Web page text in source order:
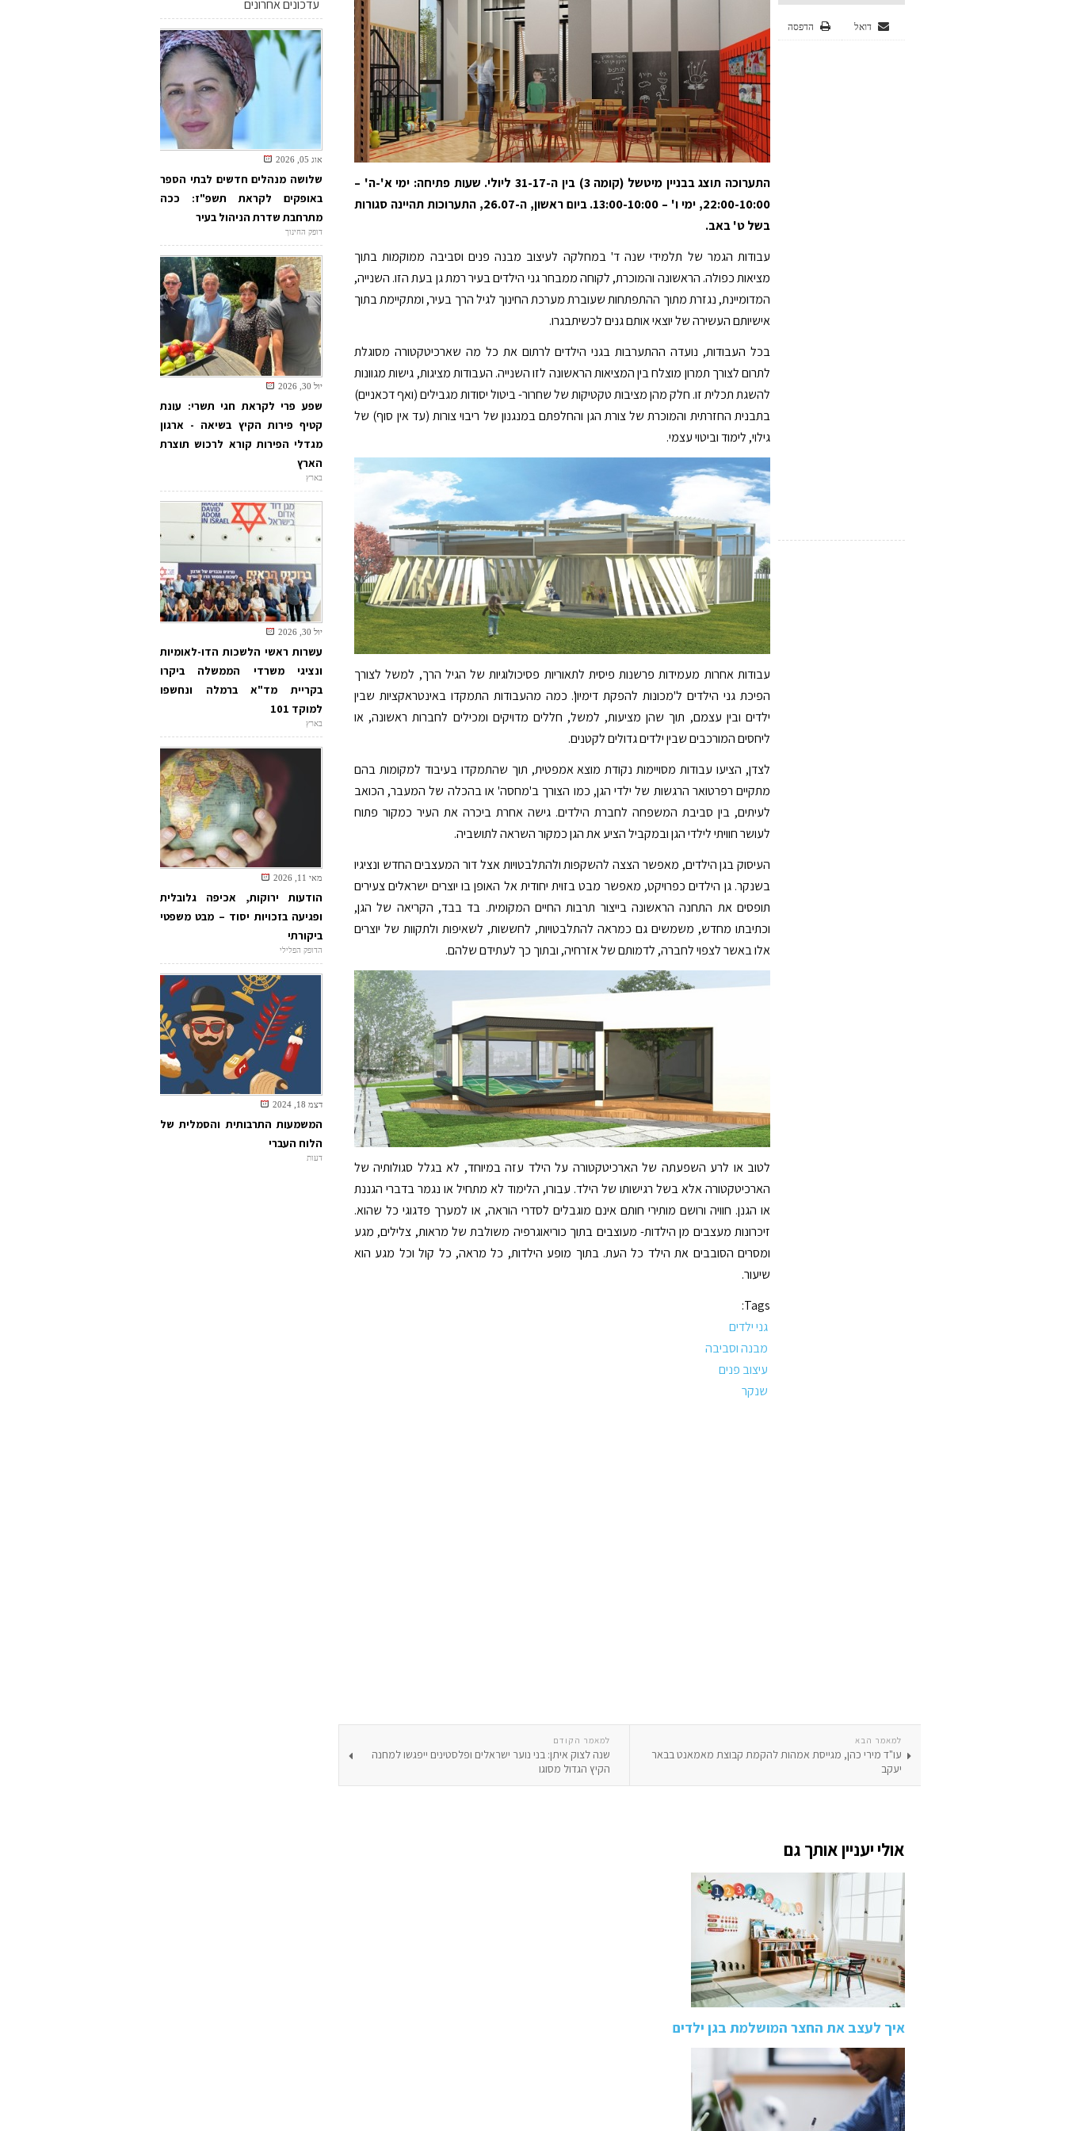
הדפסה דואל
התערוכה תוצג בבניין מיטשל (קומה 3) בין ה-31-17 ליולי. שעות פתיחה: ימי א'-ה' –
22:00-10:00, ימי ו' – 13:00-10:00. ביום ראשון, ה-26.07, התערוכות תהיינה סגורות
בשל ט' באב.
עבודות הגמר של תלמידי שנה ד' במחלקה לעיצוב מבנה פנים וסביבה ממוקמות בתוך
מציאות כפולה. הראשונה והמוכרת, לקוחה ממבחר גני הילדים בעיר רמת גן בעת הזו. השנייה,
המדומיינת, נגזרת מתוך ההתפתחות שעוברת מערכת החינוך לגיל הרך בעיר, ומתקיימת בתוך
אישיותם העשירה של יוצאי אותם גנים לכשיתבגרו.
בכל העבודות, נועדה ההתערבות בגני הילדים לרתום את כל מה שארכיטקטורה מסוגלת
לתרום לצורך תמרון מוצלח בין המציאות הראשונה לזו השנייה. העבודות מציגות, גישות מגוונות
להשגת תכלית זו. חלק מהן מציבות טקטיקות של שחרור- ביטול יסודות מגבילים (ואף דכאניים)
בתבנית החזרתית והמוכרת של צורת הגן והחלפתם במנגנון של ריבוי צורות (עד אין סוף) של
גילוי, לימוד וביטוי עצמי.
עבודות אחרות מעמידות פרשנות פיסית לתאוריות פסיכולוגיות של הגיל הרך, למשל לצורך
הפיכת גני הילדים ל'מכונות להפקת דימיון'. כמה מהעבודות התמקדו באינטראקציות שבין
ילדים ובין עצמם, תוך שהן מציעות, למשל, חללים מדויקים ומכילים לחברות ראשונה, או
ליחסים המורכבים שבין ילדים גדולים לקטנים.
לצדן, הציעו עבודות מסויימות נקודת מוצא אמפטית, תוך שהתמקדו בעיבוד למקומות בהם
מתקיים רפרטואר הרגשות של ילדי הגן, כמו הצורך ב'מחסה' או בהכלה של המעבר, הכואב
לעיתים, בין סביבת המשפחה לחברת הילדים. גישה אחרת ביכרה את העיר כמקור פתוח
לעושר חוויתי לילדי הגן ובמקביל הציע את הגן כמקור השראה לתושביה.
העיסוק בגן הילדים, מאפשר הצצה להשקפות ולהתלבטויות אצל דור המעצבים החדש ונציגיו
בשנקר. גן הילדים כפרויקט, מאפשר מבט בזוית יחודית אל האופן בו יוצרים ישראלים צעירים
תופסים את התחנה הראשונה בייצור תרבות החיים המקומית. בד בבד, הקריאה של הגן,
וכתיבתו מחדש, משמשים גם כמראה להתלבטויות, לחששות, לשאיפות ולתקוות של יוצרים
אלו באשר לצפוי לחברה, לדמותם של אזרחיה, ובתוך כך לעתידם שלהם.
לטוב או לרע השפעתה של הארכיטקטורה על הילד עזה במיוחד, לא בגלל סגולותיה של
הארכיטקטורה אלא בשל רגישותו של הילד. עבורו, הלימוד לא מתחיל או נגמר בדברי הגננת
או הגנן. חוויה ורושם מותירי חותם אינם מוגבלים לסדרי הוראה, או למערך פדגוגי כל שהוא.
זיכרונות מעצבים מן הילדות- מעוצבים בתוך כוריאוגרפיה משולבת של מראות, צלילים, מגע
ומסרים הסובבים את הילד כל העת. בתוך מופע הילדות, כל מראה, כל קול וכל מגע הוא
שיעור.
Tags:
גני ילדים
מבנה וסביבה
עיצוב פנים
שנקר
למאמר הקודם
שנה לצוק איתן: בני נוער ישראלים ופלסטינים ייפגשו למחנה
הקיץ הגדול מסוגו
למאמר הבא
עו"ד מירי כהן, מגייסת אמהות להקמת קבוצת מאמאנט בבאר
יעקב
אולי יעניין אותך גם
איך לעצב את החצר המושלמת בגן ילדים
עדכונים אחרונים
אוג 05, 2026
שלושה מנהלים חדשים לבתי הספר
באופקים לקראת תשפ"ז: ככה
מתרחבת שדרת הניהול בעיר
דופק החינוך
יול 30, 2026
שפע פרי לקראת חגי תשרי: עונת
קטיף פירות הקיץ בשיאה - ארגון
מגדלי הפירות קורא לרכוש תוצרת
הארץ
בארץ
יול 30, 2026
עשרות ראשי הלשכות הדו-לאומיות
ונציגי משרדי הממשלה ביקרו
בקריית מד"א ברמלה ונחשפו
למוקד 101
בארץ
מאי 11, 2026
הודעות ירוקות, אכיפה גלובלית
ופגיעה בזכויות יסוד – מבט משפטי
ביקורתי
הדופק הפלילי
דצמ 18, 2024
המשמעות התרבותית והסמלית של
הלוח העברי
דעות